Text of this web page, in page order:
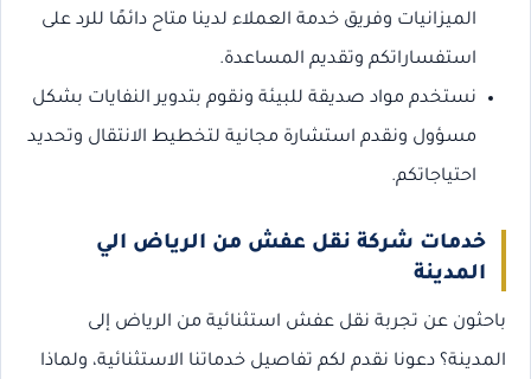
الميزانيات وفريق خدمة العملاء لدينا متاح دائمًا للرد على
استفساراتكم وتقديم المساعدة.
نستخدم مواد صديقة للبيئة ونقوم بتدوير النفايات بشكل
مسؤول ونقدم استشارة مجانية لتخطيط الانتقال وتحديد
احتياجاتكم.
خدمات شركة نقل عفش من الرياض الي
المدينة
باحثون عن تجربة نقل عفش استثنائية من الرياض إلى
المدينة؟ دعونا نقدم لكم تفاصيل خدماتنا الاستثنائية، ولماذا